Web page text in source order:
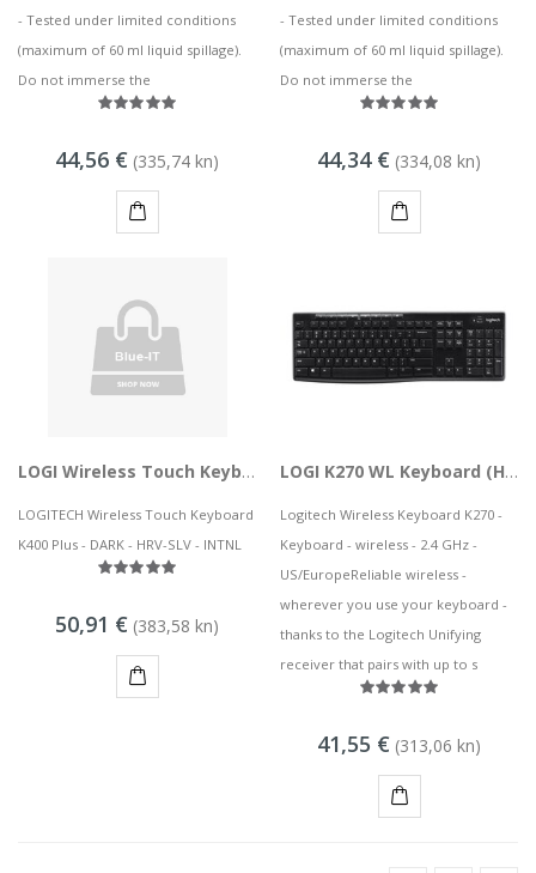
- Tested under limited conditions
(maximum of 60 ml liquid spillage).
Do not immerse the
44,56 € (335,74 kn)
- Tested under limited conditions
(maximum of 60 ml liquid spillage).
Do not immerse the
44,34 € (334,08 kn)
LOGI Wireless Touch Keyboard K400 Plus
LOGITECH Wireless Touch Keyboard
K400 Plus - DARK - HRV-SLV - INTNL
50,91 € (383,58 kn)
LOGI K270 WL Keyboard (HR)(P)
Logitech Wireless Keyboard K270 -
Keyboard - wireless - 2.4 GHz -
US/EuropeReliable wireless -
wherever you use your keyboard -
thanks to the Logitech Unifying
receiver that pairs with up to s
41,55 € (313,06 kn)